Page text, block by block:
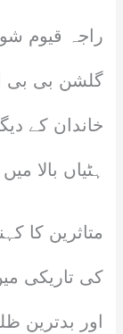
راجہ قیوم
گلشن بی بی
خاندان کے
ہٹیاں بالا
متاثرین کا
کی تاریکی
اور بدترین